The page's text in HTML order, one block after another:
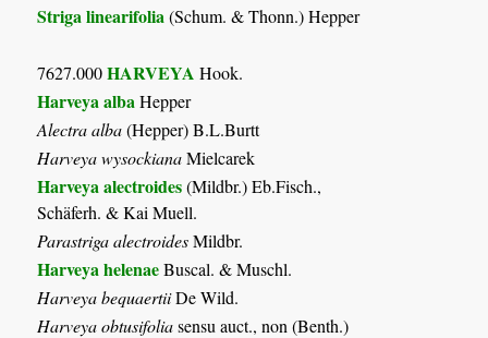
Striga linearifolia (Schum. & Thonn.) Hepper
7627.000HARVEYA Hook.
Harveya alba Hepper
Alectra alba(Hepper) B.L.Burtt
Harveya wysockianaMielcarek
Harveya alectroides(Mildbr.) Eb.Fisch.,
Schäferh. & Kai Muell.
Parastriga alectroidesMildbr.
Harveya helenaeBuscal. & Muschl.
Harveya bequaertiiDe Wild.
Harveya obtusifoliasensu auct., non (Benth.)